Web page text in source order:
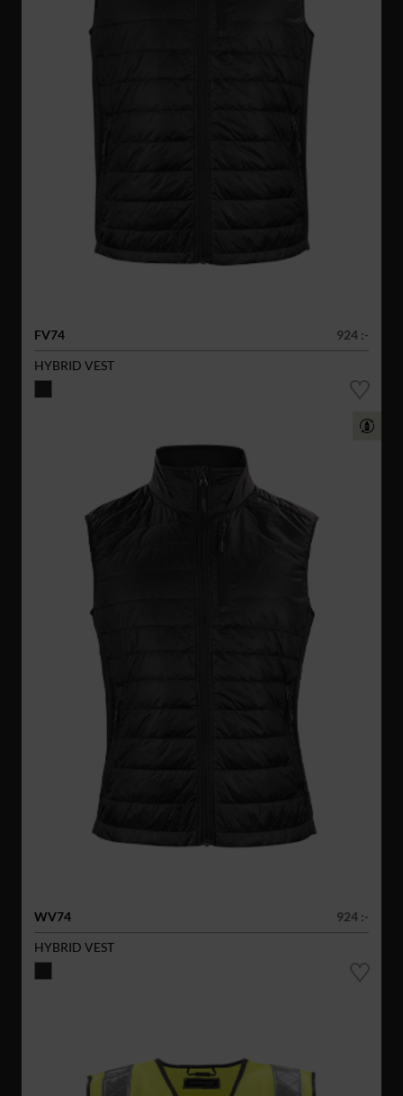
FV74
924 :-
HYBRID VEST
WV74
924 :-
HYBRID VEST